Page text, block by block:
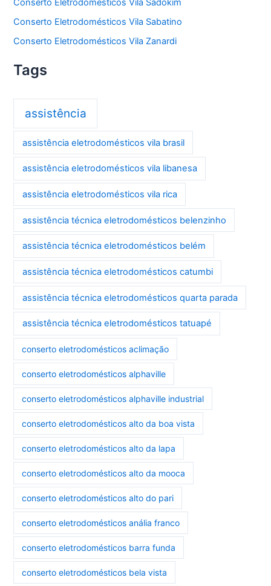
Conserto Eletrodomésticos Vila Sadokim
Conserto Eletrodomésticos Vila Sabatino
Conserto Eletrodomésticos Vila Zanardi
Tags
assistência
assistência eletrodomésticos vila brasil
assistência eletrodomésticos vila libanesa
assistência eletrodomésticos vila rica
assistência técnica eletrodomésticos belenzinho
assistência técnica eletrodomésticos belém
assistência técnica eletrodomésticos catumbi
assistência técnica eletrodomésticos quarta parada
assistência técnica eletrodomésticos tatuapé
conserto eletrodomésticos aclimação
conserto eletrodomésticos alphaville
conserto eletrodomésticos alphaville industrial
conserto eletrodomésticos alto da boa vista
conserto eletrodomésticos alto da lapa
conserto eletrodomésticos alto da mooca
conserto eletrodomésticos alto do pari
conserto eletrodomésticos anália franco
conserto eletrodomésticos barra funda
conserto eletrodomésticos bela vista